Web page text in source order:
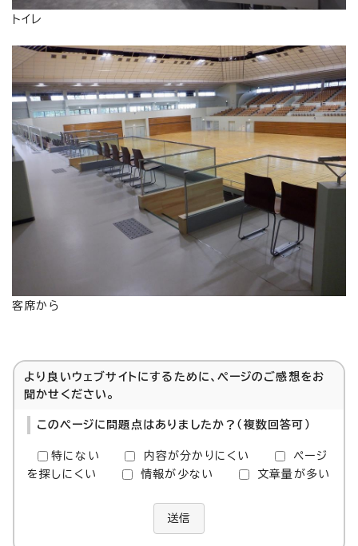
トイレ
客席から
より良いウェブサイトにするために、ページのご感想をお
聞かせください。
このページに問題点はありましたか？（複数回答可）
特にない 内容が分かりにくい
ページ
を探しにくい
情報が少ない 文章量が多い
送信